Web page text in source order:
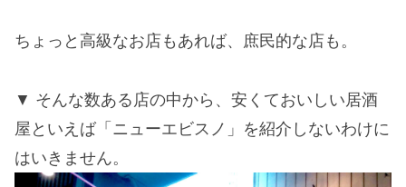
ちょっと高級なお店もあれば、庶民的な店も。
そんな数ある店の中から、安くておいしい居酒
屋といえば「ニューエビスノ」を紹介しないわけに
はいきません。